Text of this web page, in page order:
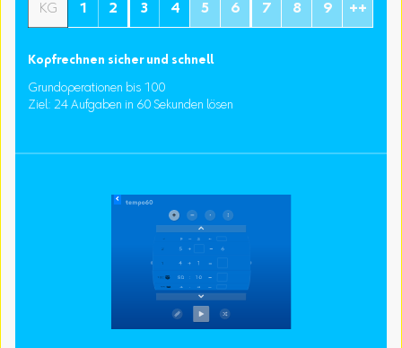
KG 1 2 3 4 5 6 7 8 9 ++
Kopfrechnen sicher und schnell
Grundoperationen bis 100
Ziel: 24 Aufgaben in 60 Sekunden lösen